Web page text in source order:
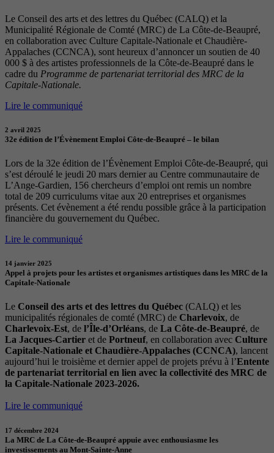
Le Conseil des arts et des lettres du Québec (CALQ) et la
Municipalité Régionale de Comté (MRC) de La Côte-de-Beaupré,
en collaboration avec Culture Capitale-Nationale et Chaudière-
Appalaches (CCNCA), sont heureux d’annoncer un soutien de 40
000 $ à des artistes professionnels de la Côte-de-Beaupré dans le
cadre du Programme de partenariat territorial des MRC de la
Capitale-Nationale.
Lire le communiqué
2 avril 2025
32e édition de l’Évènement Emploi Côte-de-Beaupré – le bilan
Lors de la 32e édition de l’Évènement Emploi Côte-de-Beaupré, qui
s’est déroulé le jeudi 20 mars dernier au Centre communautaire de
L’Ange-Gardien, 156 chercheurs d’emploi ont remis un nombre
total de 209 curriculums vitae aux 20 entreprises et organismes
présents. Cet évènement a été rendu possible grâce à la participation
financière du gouvernement du Québec.
Lire le communiqué
14 janvier 2025
Appel à projets pour les artistes et organismes artistiques dans les MRC de la
Capitale-Nationale
Le Conseil des arts et des lettres du Québec (CALQ) et les
municipalités régionales de comté (MRC) de Charlevoix, de
Charlevoix-Est, de l’Île-d’Orléans, de La Côte-de-Beaupré, de
La Jacques-Cartier et de Portneuf, en collaboration avec Culture
Capitale-Nationale et Chaudière-Appalaches (CCNCA), lancent
aujourd’hui le troisième et dernier appel de projets prévu à l’Entente
de partenariat territorial en lien avec la collectivité des MRC de
la Capitale-Nationale 2023-2026.
Lire le communiqué
17 décembre 2024
La MRC de La Côte-de-Beaupré appuie avec enthousiasme les
investissements au Mont-Sainte-Anne